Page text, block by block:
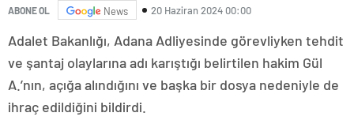
ABONE OL News 20 Haziran 2024 00:00
Adalet Bakanlığı, Adana Adliyesinde görevliyken tehdit
ve şantaj olaylarına adı karıştığı belirtilen hakim Gül
A.’nın, açığa alındığını ve başka bir dosya nedeniyle de
ihraç edildiğini bildirdi.